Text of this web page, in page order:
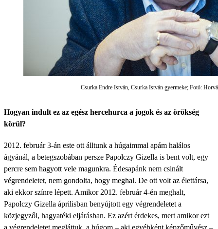
Csurka Endre István, Csurka István gyermeke; Fotó:
Hogyan indult ez az egész hercehurca a jogok és az örökség
körül?
2012. február 3-án este ott álltunk a húgaimmal apám halálos
ágyánál, a betegszobában persze Papolczy Gizella is bent volt, egy
percre sem hagyott vele magunkra. Édesapánk nem csinált
végrendeletet, nem gondolta, hogy meghal. De ott volt az élettársa,
aki ekkor színre lépett. Amikor 2012. február 4-én meghalt,
Papolczy Gizella áprilisban benyújtott egy végrendeletet a
közjegyzői, hagyatéki eljárásban. Ez azért érdekes, mert amikor ezt
a végrendeletet megláttuk, a húgom – aki egyébként képzőművész –